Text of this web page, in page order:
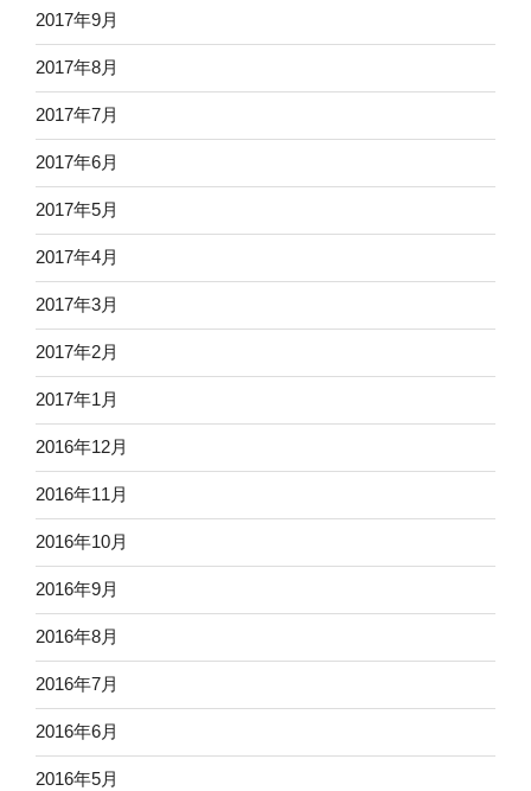
2017年9月
2017年8月
2017年7月
2017年6月
2017年5月
2017年4月
2017年3月
2017年2月
2017年1月
2016年12月
2016年11月
2016年10月
2016年9月
2016年8月
2016年7月
2016年6月
2016年5月